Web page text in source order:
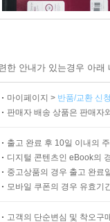
한 안내가 있는경우 아
마이페이지 > 반품/교환 신
판매자 배송 상품은 판매자
출고 완료 후 10일 이내의
디지털 콘텐츠인 eBook의
중고상품의 경우 출고 완료
모바일 쿠폰의 경우 유효기
고객의 단순변심 및 착오구